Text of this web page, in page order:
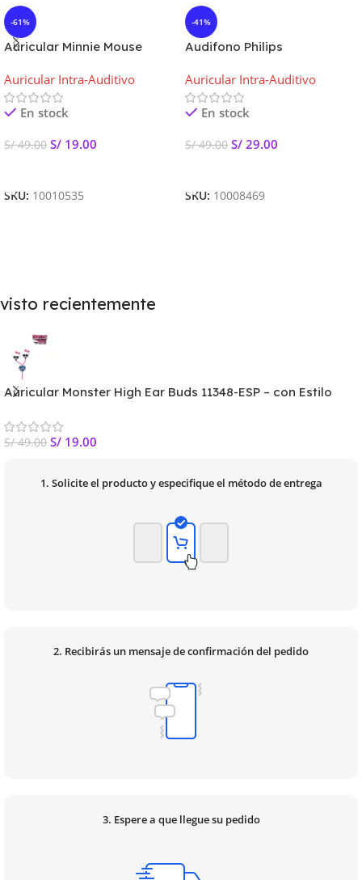
-61%
Auricular Minnie Mouse
Definición
Auricular Intra-Auditivo
En stock
S/49.00 S/ 19.00
SKU: 10010535
-41%
Audifono Philips
Headphones – Purple
Auricular Intra-Auditivo
En stock
S/49.00 S/ 29.00
SKU: 10008469
visto recientemente
Auricular Monster High Ear Buds 11348-ESP – con Estilo
S/49.00 S/ 19.00
1. Solicite el producto y especifique el método de entrega
2. Recibirás un mensaje de confirmación del pedido
3. Espere a que llegue su pedido